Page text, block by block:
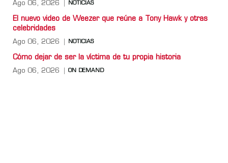
Ago 06, 2026 NOTICIAS
El nuevo video de Weezer que reúne a Tony Hawk y otras
celebridades
Ago 06, 2026 NOTICIAS
Cómo dejar de ser la víctima de tu propia historia
Ago 06, 2026 ON DEMAND